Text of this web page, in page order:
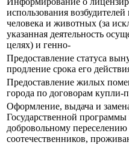
использования
человека и животных (за
указанная деятельность
целях) и генно-
Предоставление статуса
продление срока его
Предоставление жилых
города по договорам купли-
Оформление, выдача и
Государственной
добровольному
соотечественников,